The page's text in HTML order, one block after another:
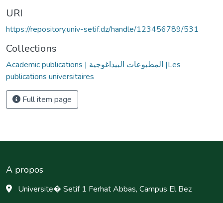
URI
https://repository.univ-setif.dz/handle/123456789/531
Collections
Academic publications | المطبوعات البيداغوجية |Les
publications universitaires
Full item page
A propos
Universite� Setif 1 Ferhat Abbas, Campus El Bez